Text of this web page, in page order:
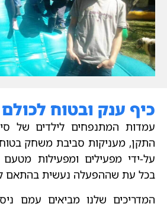
כיף ענק ובטוח לכולם
עמדות המתנפחים לילדים של
התקן, מעניקות סביבת משחק
על-ידי מפעילים ומפעילות מטעם
בכל עת שההפעלה נעשית בהתאם
המדריכים שלנו מביאים עמם